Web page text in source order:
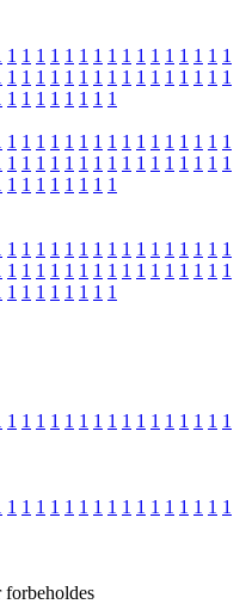
1 1 1 1 1 1 1 1 1 1 1 1 1 1 1 1
1 1 1 1 1 1 1 1 1 1 1 1 1 1 1 1
1 1 1 1 1 1 1 1
1 1 1 1 1 1 1 1 1 1 1 1 1 1 1 1
1 1 1 1 1 1 1 1 1 1 1 1 1 1 1 1
1 1 1 1 1 1 1 1
1 1 1 1 1 1 1 1 1 1 1 1 1 1 1 1
1 1 1 1 1 1 1 1 1 1 1 1 1 1 1 1
1 1 1 1 1 1 1 1
1 1 1 1 1 1 1 1 1 1 1 1 1 1 1 1
1 1 1 1 1 1 1 1 1 1 1 1 1 1 1 1